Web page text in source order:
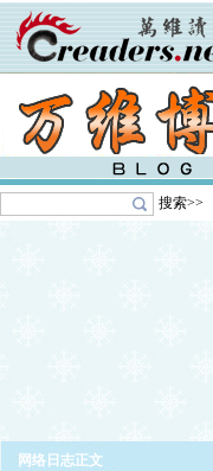
搜索>>
网络日志正文